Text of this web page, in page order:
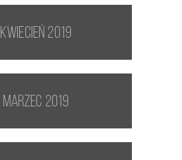
kwiecień 2019
marzec 2019